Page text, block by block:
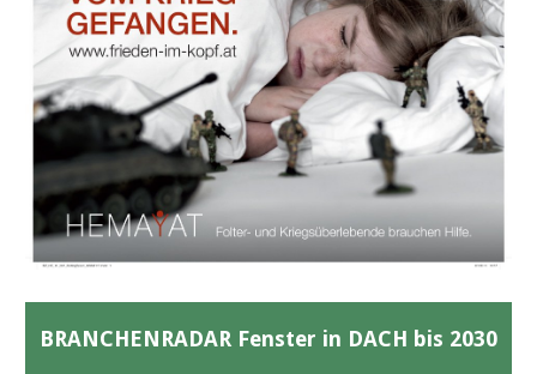
BRANCHENRADAR Fenster in DACH bis 2030